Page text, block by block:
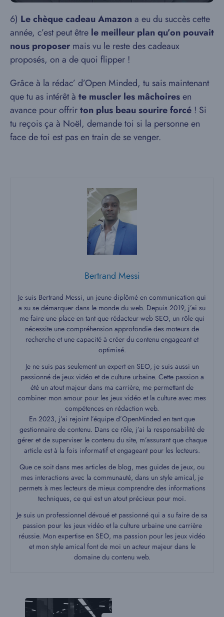
6) Le chèque cadeau Amazona eu du succès cette
année, c’est peut être le meilleur plan qu’on pouvait
nous proposer mais vu le reste des cadeaux
proposés, on a de quoi flipper !
Grâce à la rédac’ d’Open Minded, tu sais maintenant
que tu as intérêt à te muscler les mâchoiresen
avance pour offrirton plus beau sourire forcé ! Si
tu reçois ça à Noël, demande toi si la personne en
face de toi est pas en train de se venger.
Bertrand Messi
Je suis Bertrand Messi, un jeune diplômé en communication qui
a su se démarquer dans le monde du web. Depuis 2019, j’ai su
me faire une place en tant que rédacteur web SEO, un rôle qui
nécessite une compréhension approfondie des moteurs de
recherche et une capacité à créer du contenu engageant et
optimisé.
Je ne suis pas seulement un expert en SEO, je suis aussi un
passionné de jeux vidéo et de culture urbaine. Cette passion a
été un atout majeur dans ma carrière, me permettant de
combiner mon amour pour les jeux vidéo et la culture avec mes
compétences en rédaction web.
En 2023, j’ai rejoint l’équipe d’OpenMinded en tant que
gestionnaire de contenu. Dans ce rôle, j’ai la responsabilité de
gérer et de superviser le contenu du site, m’assurant que chaque
article est à la fois informatif et engageant pour les lecteurs.
Que ce soit dans mes articles de blog, mes guides de jeux, ou
mes interactions avec la communauté, dans un style amical, je
permets à mes lecteurs de mieux comprendre des informations
techniques, ce qui est un atout précieux pour moi.
Je suis un professionnel dévoué et passionné qui a su faire de sa
passion pour les jeux vidéo et la culture urbaine une carrière
réussie. Mon expertise en SEO, ma passion pour les jeux vidéo
et mon style amical font de moi un acteur majeur dans le
domaine du contenu web.